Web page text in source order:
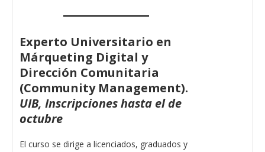
Experto Universitario en
Márqueting Digital y
Dirección Comunitaria
(Community Management).
UIB, Inscripciones hasta el de
octubre
El curso se dirige a licenciados, graduados y